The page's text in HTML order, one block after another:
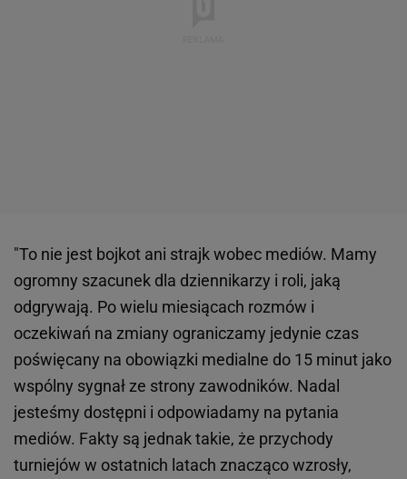
"To nie jest bojkot ani strajk wobec mediów. Mamy
ogromny szacunek dla dziennikarzy i roli, jaką
odgrywają. Po wielu miesiącach rozmów i
oczekiwań na zmiany ograniczamy jedynie czas
poświęcany na obowiązki medialne do 15 minut jako
wspólny sygnał ze strony zawodników. Nadal
jesteśmy dostępni i odpowiadamy na pytania
mediów. Fakty są jednak takie, że przychody
turniejów w ostatnich latach znacząco wzrosły,